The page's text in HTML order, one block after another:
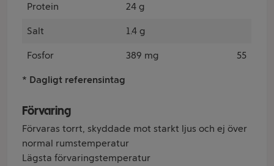
Protein 24 g
Salt 1.4 g
Fosfor 389 mg 55
* Dagligt referensintag
Förvaring
Förvaras torrt, skyddade mot starkt ljus och ej över
normal rumstemperatur
Lägsta förvaringstemperatur